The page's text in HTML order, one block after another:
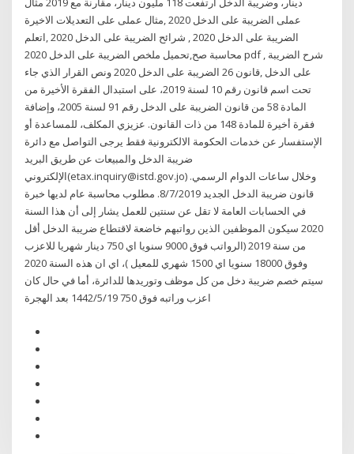
عملى الضريبة على الدخل 2020 ,مثال عملى على التعديلات الاخيرة
الضريبة على الدخل 2020 , شرائح الضريبة على الدخل 2020 ,اتعلم
محاسبة صح,تحميل ملخص الضريبة على الدخل 2020 pdf , شرح الضريبة
على الدخل ,قانون 26 الضريبة على الدخل 2020 ونص القرار الذي جاء
تحت اسم قانون رقم 10 لسنة 2019، على استبدال الفقرة الأخيرة من
المادة 58 من قانون الضريبة على الدخل رقم 91 لسنة 2005، وإضافة
فقرة أخيرة للمادة 148 من ذات القانون. عزيزي المكلف، للمساعدة أو
الإستفسار عن خدمات الحكومة الالكترونية فقط يرجى التواصل مع دائرة
ضريبة الدخل والمبيعات عن طريق البريد
الإلكتروني(etax.inquiry@istd.gov.jo) وخلال ساعات الدوام الرسمي.
قانون ضريبة الدخل الجديد 8/7/2019. مطلوب محاسبة عام لديها خبرة
في الحسابات العامة لا تقل عن سنتين للعمل يشار إلى أن هذا السنة
2020 سيكون الموظفين الذين رواتبهم خاضعة لاقتطاع ضريبة الدخل أقل
من سنة 2019 (الرواتب فوق 9000 سنويا اي 750 دينار شهريا للاعزب
وفوق 18000 سنويا اي 1500 شهري للمعيل )، اي ان هذه السنة 2020
سيتم خصم ضريبة دخل من كل موظف وتوريدها للدائرة، أما في حال كان
اعزب وراتبه فوق 750 19‏‏/5‏‏/1442 بعد الهجرة